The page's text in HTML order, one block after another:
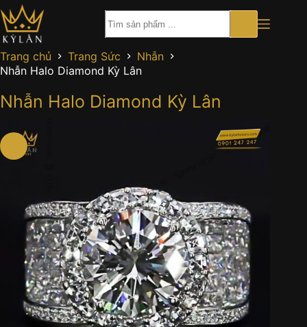
Chuyển
đến
phần
nội
dung
Trang chủ Trang Sức
Nhẫn
Nhẫn Halo Diamond Kỳ Lân
Nhẫn Halo Diamond Kỳ Lân